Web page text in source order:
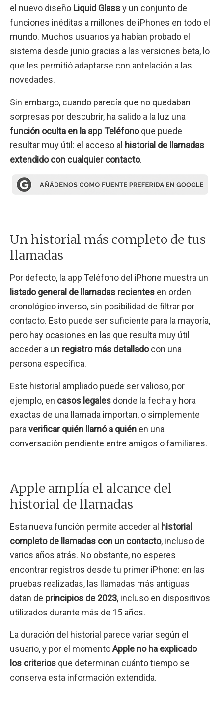
el nuevo diseño Liquid Glassy un conjunto de
funciones inéditas a millones de iPhones en todo el
mundo. Muchos usuarios ya habían probado el
sistema desde junio gracias a las versiones beta, lo
que les permitió adaptarse con antelación a las
novedades.
Sin embargo, cuando parecía que no quedaban
sorpresas por descubrir, ha salido a la luz una
función oculta en la app Teléfonoque puede
resultar muy útil: el acceso al historial de llamadas
extendido con cualquier contacto.
Un historial más completo de tus
llamadas
Por defecto, la app Teléfono del iPhone muestra un
listado general de llamadas recientes en orden
cronológico inverso, sin posibilidad de filtrar por
contacto. Esto puede ser suficiente para la mayoría,
pero hay ocasiones en las que resulta muy útil
acceder a un registro más detalladocon una
persona específica.
Este historial ampliado puede ser valioso, por
ejemplo, en casos legales donde la fecha y hora
exactas de una llamada importan, o simplemente
para verificar quién llamó a quién en una
conversación pendiente entre amigos o familiares.
Apple amplía el alcance del
historial de llamadas
Esta nueva función permite acceder al historial
completo de llamadas con un contacto, incluso de
varios años atrás. No obstante, no esperes
encontrar registros desde tu primer iPhone: en las
pruebas realizadas, las llamadas más antiguas
datan de principios de 2023, incluso en dispositivos
utilizados durante más de 15 años.
La duración del historial parece variar según el
usuario, y por el momentoApple no ha explicado
los criterios que determinan cuánto tiempo se
conserva esta información extendida.